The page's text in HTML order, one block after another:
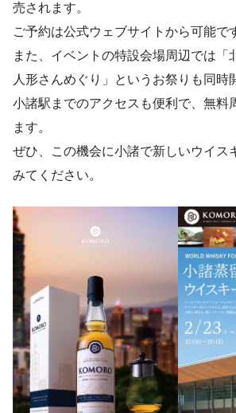
売されます。
ご予約は公式ウェブサイトから可能で
また、イベントの特設会場周辺では「
人形さんめぐり」というお祭りも同時
小諸駅までのアクセスも便利で、無料
ます。
ぜひ、この機会に小諸で新しいウイス
みてください。